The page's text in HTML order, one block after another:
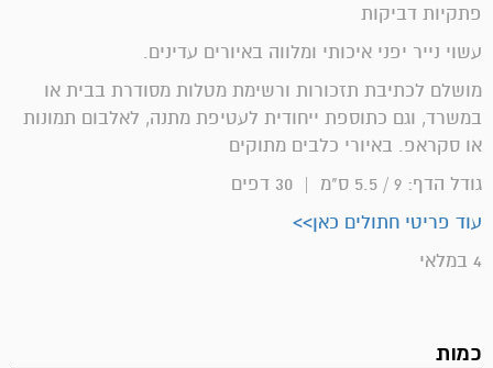
פתקיות דביקות
עשוי נייר יפני איכותי ומלווה באיורים עדינים.
מושלם לכתיבת תזכורות ורשימת מטלות מסודרת בבית או
במשרד, וגם כתוספת ייחודית לעטיפת מתנה, לאלבום תמונות
או סקראפ. באיורי כלבים מתוקים
גודל הדף: 9 / 5.5 ס"מ | 30 דפים
עוד פריטי חתולים כאן>>
4 במלאי
כמות